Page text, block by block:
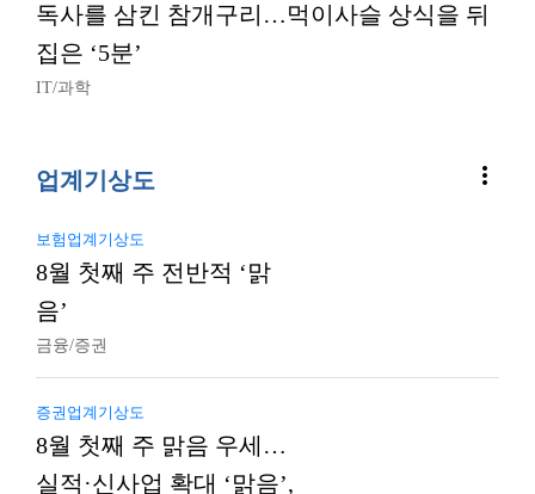
독사를 삼킨 참개구리…먹이사슬 상식을 뒤
집은 ‘5분’
IT/과학
업계기상도 more_vert
보험업계기상도
8월 첫째 주 전반적 ‘맑
음’
금융/증권
증권업계기상도
8월 첫째 주 맑음 우세…
실적·신사업 확대 ‘맑음’,